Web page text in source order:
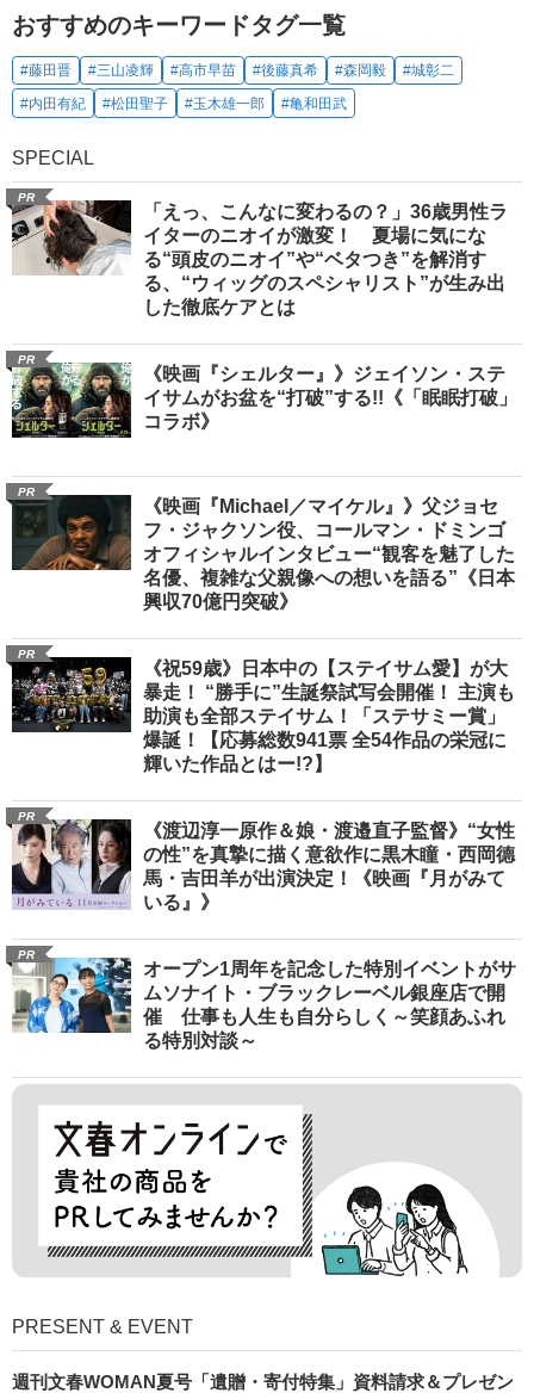
おすすめのキーワードタグ一覧
#藤田晋 #三山凌輝 #高市早苗 #後藤真希 #森岡毅
#城彰二
#内田有紀
#松田聖子 #玉木雄一郎 #亀和田武
SPECIAL
PR
「えっ、こんなに変わるの？」36歳男性ラ
イターのニオイが激変！ 夏場に気にな
る“頭皮のニオイ”や“ベタつき”を解消す
る、“ウィッグのスペシャリスト”が生み出
した徹底ケアとは
PR
《映画『シェルター』》ジェイソン・ステ
イサムがお盆を“打破”する!!《「眠眠打破」
コラボ》
PR
《映画『Michael／マイケル』》父ジョセ
フ・ジャクソン役、コールマン・ドミンゴ
オフィシャルインタビュー“観客を魅了した
名優、複雑な父親像への想いを語る”《日本
興収70億円突破》
PR
《祝59歳》日本中の【ステイサム愛】が大
暴走！ “勝手に”生誕祭試写会開催！ 主演も
助演も全部ステイサム！「ステサミー賞」
爆誕！【応募総数941票 全54作品の栄冠に
輝いた作品とはー!?】
PR
《渡辺淳一原作＆娘・渡邉直子監督》“女性
の性”を真摯に描く意欲作に黒木瞳・西岡德
馬・吉田羊が出演決定！《映画『月がみて
いる』》
PR
オープン1周年を記念した特別イベントがサ
ムソナイト・ブラックレーベル銀座店で開
催 仕事も人生も自分らしく～笑顔あふれ
る特別対談～
PRESENT & EVENT
週刊文春WOMAN夏号「遺贈・寄付特集」資料請求＆プレゼン